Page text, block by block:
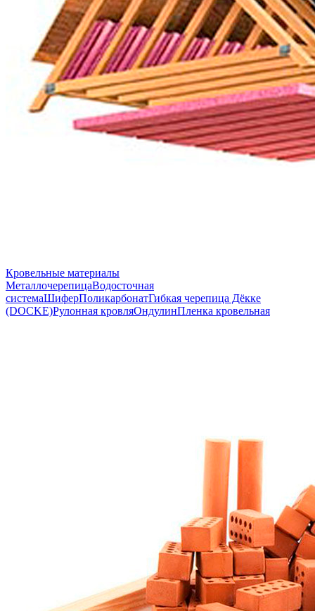
Кровельные материалы
МеталлочерепицаВодосточная
системаШиферПоликарбонатГибкая черепица Дёкке
(DOCKE)Рулонная кровляОндулинПленка кровельная